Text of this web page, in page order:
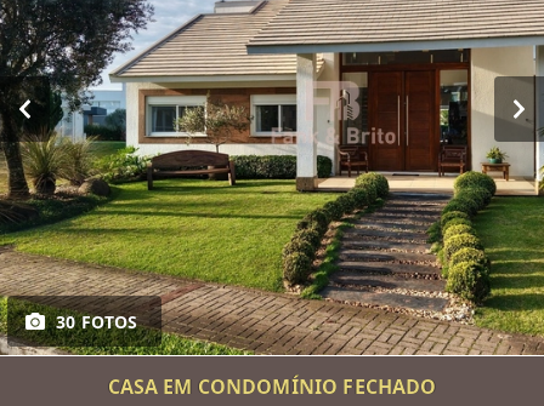
30 FOTOS
CASA EM CONDOMÍNIO FECHADO